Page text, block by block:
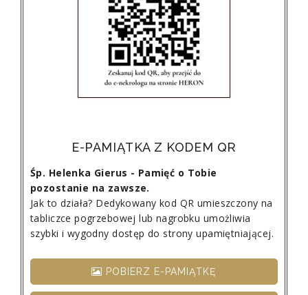
E-PAMIĄTKA Z KODEM QR
Śp. Helenka Gierus - Pamięć o Tobie
pozostanie na zawsze.
Jak to działa? Dedykowany kod QR umieszczony na
tabliczce pogrzebowej lub nagrobku umożliwia
szybki i wygodny dostęp do strony upamiętniającej.
POBIERZ E-PAMIĄTKĘ